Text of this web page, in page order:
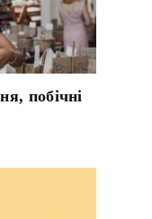
побічні